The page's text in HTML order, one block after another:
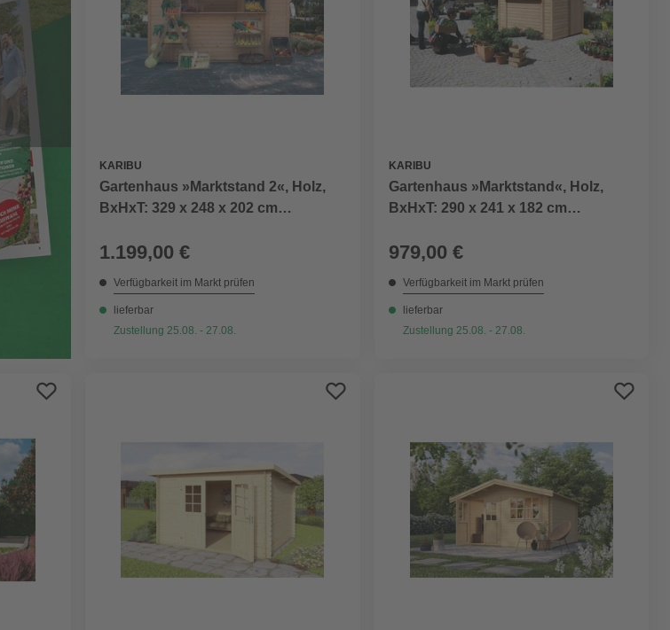
KARIBU
Gartenhaus »Marktstand 2«, Holz,
BxHxT: 329 x 248 x 202 cm
1.199,00 €
Verfügbarkeit im Markt prüfen
lieferbar
Zustellung 25.08. - 27.08.
KARIBU
Gartenhaus »Marktstand«, Holz,
BxHxT: 290 x 241 x 182 cm
979,00 €
Verfügbarkeit im Markt prüfen
lieferbar
Zustellung 25.08. - 27.08.